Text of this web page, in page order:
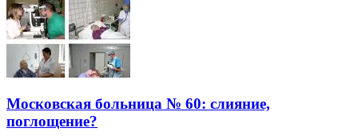
Московская больница № 60: слияние,
поглощение?